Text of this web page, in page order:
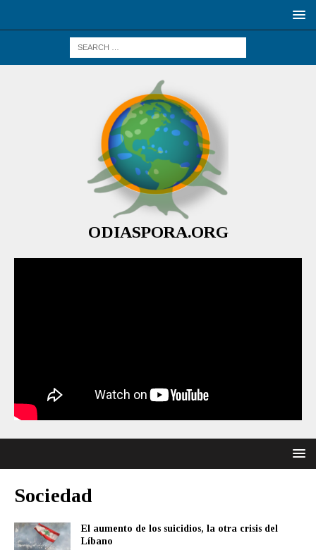
ODIASPORA.ORG
Sociedad
El aumento de los suicidios, la otra crisis del
Líbano